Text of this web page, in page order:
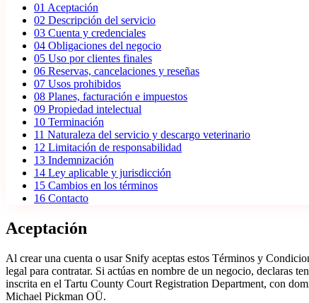
01 Aceptación
02 Descripción del servicio
03 Cuenta y credenciales
04 Obligaciones del negocio
05 Uso por clientes finales
06 Reservas, cancelaciones y reseñas
07 Usos prohibidos
08 Planes, facturación e impuestos
09 Propiedad intelectual
10 Terminación
11 Naturaleza del servicio y descargo veterinario
12 Limitación de responsabilidad
13 Indemnización
14 Ley aplicable y jurisdicción
15 Cambios en los términos
16 Contacto
Aceptación
Al crear una cuenta o usar Snify aceptas estos Términos y
legal para contratar. Si actúas en nombre de un negocio, declaras
inscrita en el Tartu County Court Registration Department, con
Michael Pickman OÜ.